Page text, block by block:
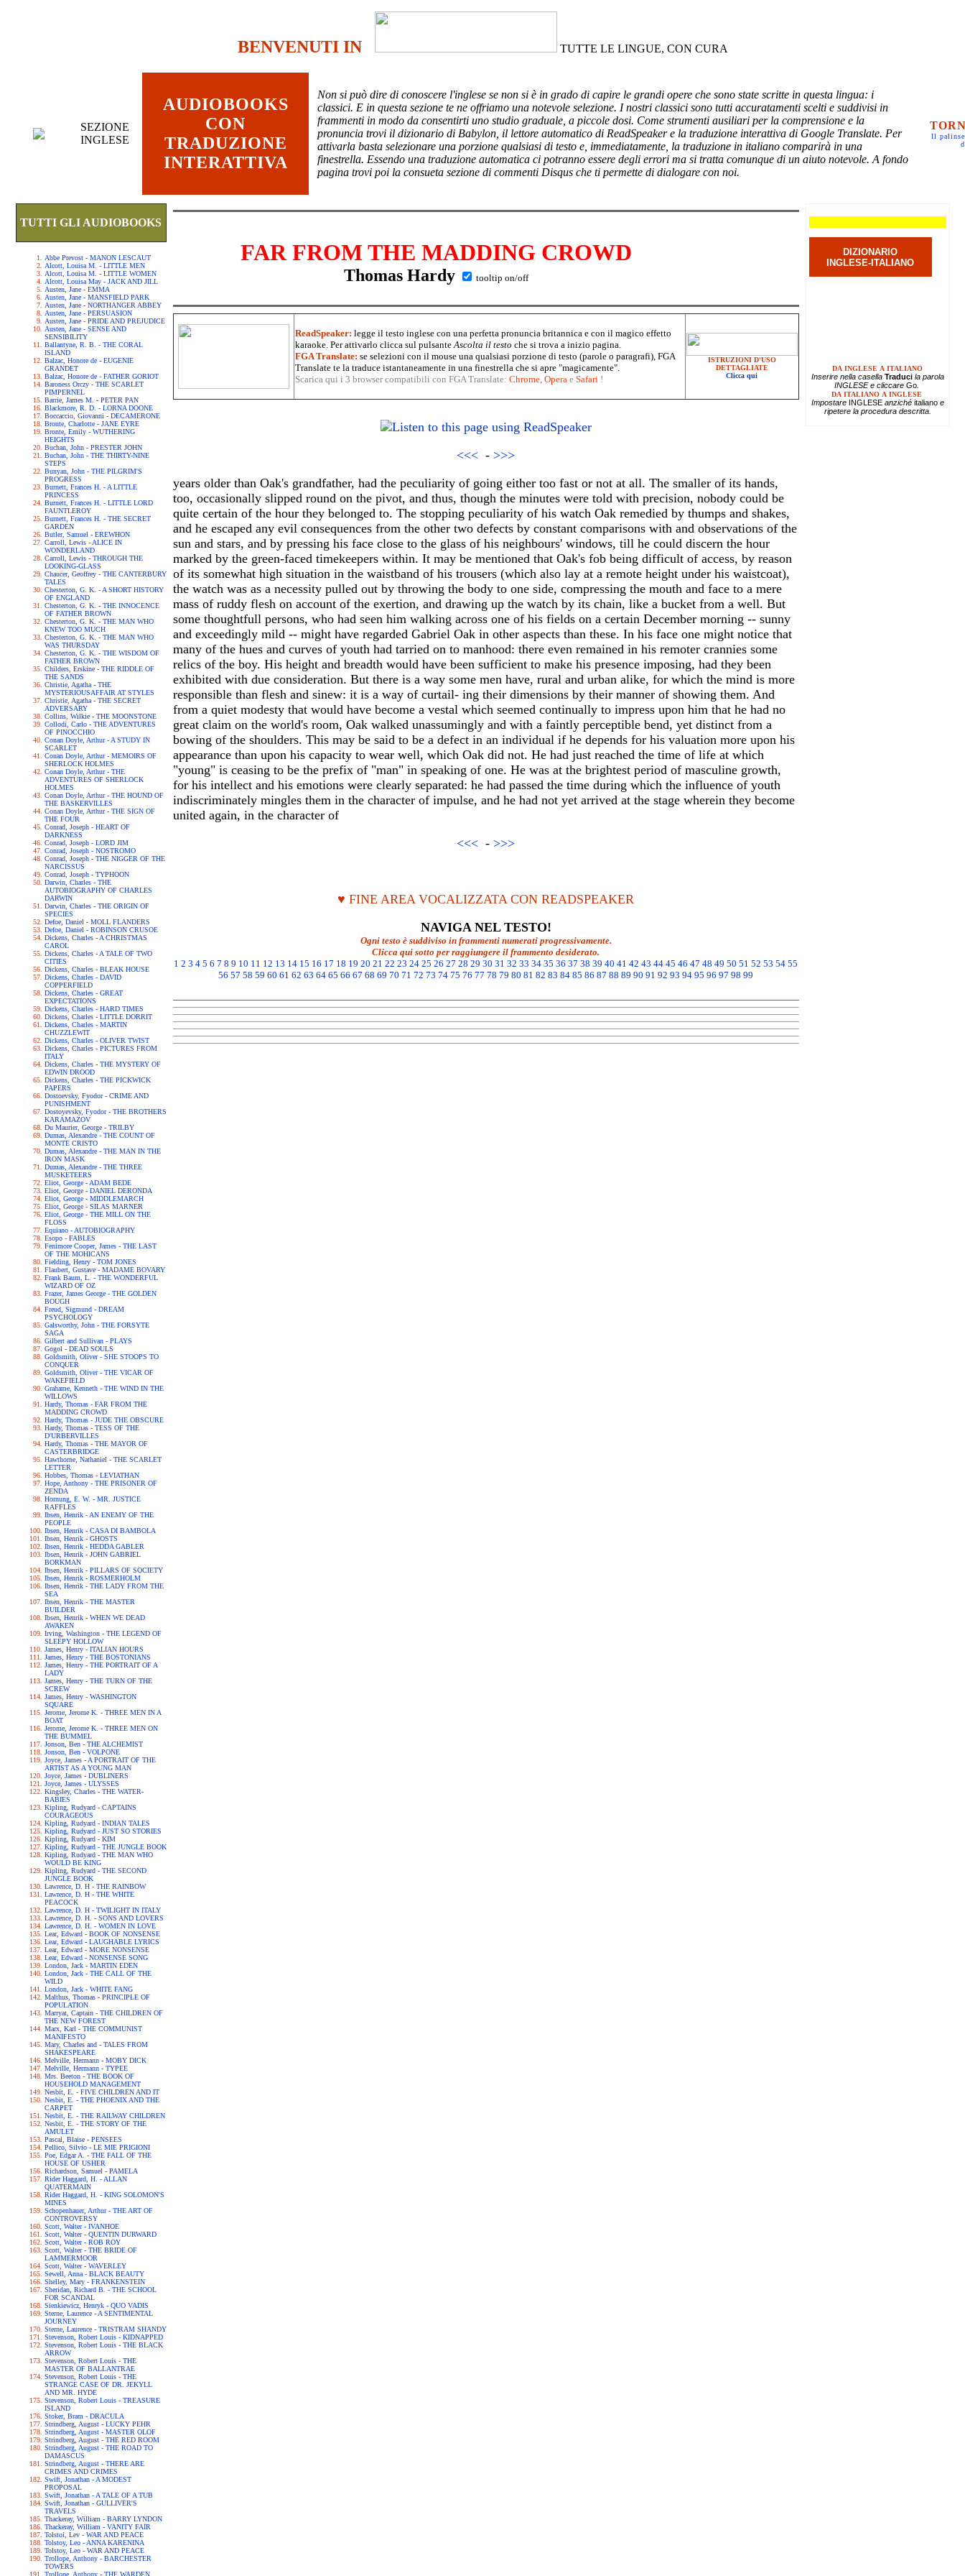
BENVENUTI IN TUTTE LE LINGUE, CON CURA
SEZIONE
INGLESE
AUDIOBOOKS
CON
TRADUZIONE
INTERATTIVA
Non si può dire di conoscere l'inglese se non si è in grado di capire le grandi opere che sono state scritte in questa lingua: i
classici. E in questa sezione te ne offriamo una notevole selezione. I nostri classici sono tutti accuratamenti scelti e suddivisi in
frammenti in modo da consentirti uno studio graduale, a piccole dosi. Come strumenti ausiliari per la comprensione e la
pronuncia trovi il dizionario di Babylon, il lettore automatico di ReadSpeaker e la traduzione interattiva di Google Translate. Per
attivarla basta selezionare una porzione qualsiasi di testo e, immediatamente, la traduzione in italiano comparirà in una
finestrella. Essendo una traduzione automatica ci potranno essere degli errori ma si tratta comunque di un aiuto notevole. A fondo
pagina trovi poi la consueta sezione di commenti Disqus che ti permette di dialogare con noi.
Il
TUTTI GLI AUDIOBOOKS
Abbe Prevost - MANON LESCAUT
Alcott, Louisa M. - LITTLE MEN
Alcott, Louisa M. - LITTLE WOMEN
Alcott, Louisa May - JACK AND JILL
Austen, Jane - EMMA
Austen, Jane - MANSFIELD PARK
Austen, Jane - NORTHANGER ABBEY
Austen, Jane - PERSUASION
Austen, Jane - PRIDE AND PREJUDICE
Austen, Jane - SENSE AND
SENSIBILITY
Ballantyne, R. B. - THE CORAL
ISLAND
Balzac, Honore de - EUGENIE
GRANDET
Balzac, Honore de - FATHER GORIOT
Baroness Orczy - THE SCARLET
PIMPERNEL
Barrie, James M. - PETER PAN
Blackmore, R. D. - LORNA DOONE
Boccaccio, Giovanni - DECAMERONE
Bronte, Charlotte - JANE EYRE
Bronte, Emily - WUTHERING
HEIGHTS
Buchan, John - PRESTER JOHN
Buchan, John - THE THIRTY-NINE
STEPS
Bunyan, John - THE PILGRIM'S
PROGRESS
Burnett, Frances H. - A LITTLE
PRINCESS
Burnett, Frances H. - LITTLE LORD
FAUNTLEROY
Burnett, Frances H. - THE SECRET
GARDEN
Butler, Samuel - EREWHON
Carroll, Lewis - ALICE IN
WONDERLAND
Carroll, Lewis - THROUGH THE
LOOKING-GLASS
Chaucer, Geoffrey - THE CANTERBURY
TALES
Chesterton, G. K. - A SHORT HISTORY
OF ENGLAND
Chesterton, G. K. - THE INNOCENCE
OF FATHER BROWN
Chesterton, G. K. - THE MAN WHO
KNEW TOO MUCH
Chesterton, G. K. - THE MAN WHO
WAS THURSDAY
Chesterton, G. K. - THE WISDOM OF
FATHER BROWN
Childers, Erskine - THE RIDDLE OF
THE SANDS
Christie, Agatha - THE
MYSTERIOUSAFFAIR AT STYLES
Christie, Agatha - THE SECRET
ADVERSARY
Collins, Wilkie - THE MOONSTONE
Collodi, Carlo - THE ADVENTURES
OF PINOCCHIO
Conan Doyle, Arthur - A STUDY IN
SCARLET
Conan Doyle, Arthur - MEMOIRS OF
SHERLOCK HOLMES
Conan Doyle, Arthur - THE
ADVENTURES OF SHERLOCK
HOLMES
Conan Doyle, Arthur - THE HOUND OF
THE BASKERVILLES
Conan Doyle, Arthur - THE SIGN OF
THE FOUR
Conrad, Joseph - HEART OF
DARKNESS
Conrad, Joseph - LORD JIM
Conrad, Joseph - NOSTROMO
Conrad, Joseph - THE NIGGER OF THE
NARCISSUS
Conrad, Joseph - TYPHOON
Darwin, Charles - THE
AUTOBIOGRAPHY OF CHARLES
DARWIN
Darwin, Charles - THE ORIGIN OF
SPECIES
Defoe, Daniel - MOLL FLANDERS
Defoe, Daniel - ROBINSON CRUSOE
Dickens, Charles - A CHRISTMAS
CAROL
Dickens, Charles - A TALE OF TWO
CITIES
Dickens, Charles - BLEAK HOUSE
Dickens, Charles - DAVID
COPPERFIELD
Dickens, Charles - GREAT
EXPECTATIONS
Dickens, Charles - HARD TIMES
Dickens, Charles - LITTLE DORRIT
Dickens, Charles - MARTIN
CHUZZLEWIT
Dickens, Charles - OLIVER TWIST
Dickens, Charles - PICTURES FROM
ITALY
Dickens, Charles - THE MYSTERY OF
EDWIN DROOD
Dickens, Charles - THE PICKWICK
PAPERS
Dostoevsky, Fyodor - CRIME AND
PUNISHMENT
Dostoyevsky, Fyodor - THE BROTHERS
KARAMAZOV
Du Maurier, George - TRILBY
Dumas, Alexandre - THE COUNT OF
MONTE CRISTO
Dumas, Alexandre - THE MAN IN THE
IRON MASK
Dumas, Alexandre - THE THREE
MUSKETEERS
Eliot, George - ADAM BEDE
Eliot, George - DANIEL DERONDA
Eliot, George - MIDDLEMARCH
Eliot, George - SILAS MARNER
Eliot, George - THE MILL ON THE
FLOSS
Equiano - AUTOBIOGRAPHY
Esopo - FABLES
Fenimore Cooper, James - THE LAST
OF THE MOHICANS
Fielding, Henry - TOM JONES
Flaubert, Gustave - MADAME BOVARY
Frank Baum, L. - THE WONDERFUL
WIZARD OF OZ
Frazer, James George - THE GOLDEN
BOUGH
Freud, Sigmund - DREAM
PSYCHOLOGY
Galsworthy, John - THE FORSYTE
SAGA
Gilbert and Sullivan - PLAYS
Gogol - DEAD SOULS
Goldsmith, Oliver - SHE STOOPS TO
CONQUER
Goldsmith, Oliver - THE VICAR OF
WAKEFIELD
Grahame, Kenneth - THE WIND IN THE
WILLOWS
Hardy, Thomas - FAR FROM THE
MADDING CROWD
Hardy, Thomas - JUDE THE OBSCURE
Hardy, Thomas - TESS OF THE
D'URBERVILLES
Hardy, Thomas - THE MAYOR OF
CASTERBRIDGE
Hawthorne, Nathaniel - THE SCARLET
LETTER
Hobbes, Thomas - LEVIATHAN
Hope, Anthony - THE PRISONER OF
ZENDA
Hornung, E. W. - MR. JUSTICE
RAFFLES
Ibsen, Henrik - AN ENEMY OF THE
PEOPLE
Ibsen, Henrik - CASA DI BAMBOLA
Ibsen, Henrik - GHOSTS
Ibsen, Henrik - HEDDA GABLER
Ibsen, Henrik - JOHN GABRIEL
BORKMAN
Ibsen, Henrik - PILLARS OF SOCIETY
Ibsen, Henrik - ROSMERHOLM
Ibsen, Henrik - THE LADY FROM THE
SEA
Ibsen, Henrik - THE MASTER
BUILDER
Ibsen, Henrik - WHEN WE DEAD
AWAKEN
Irving, Washington - THE LEGEND OF
SLEEPY HOLLOW
James, Henry - ITALIAN HOURS
James, Henry - THE BOSTONIANS
James, Henry - THE PORTRAIT OF A
LADY
James, Henry - THE TURN OF THE
SCREW
James, Henry - WASHINGTON
SQUARE
Jerome, Jerome K. - THREE MEN IN A
BOAT
Jerome, Jerome K. - THREE MEN ON
THE BUMMEL
Jonson, Ben - THE ALCHEMIST
Jonson, Ben - VOLPONE
Joyce, James - A PORTRAIT OF THE
ARTIST AS A YOUNG MAN
Joyce, James - DUBLINERS
Joyce, James - ULYSSES
Kingsley, Charles - THE WATER-
BABIES
Kipling, Rudyard - CAPTAINS
COURAGEOUS
Kipling, Rudyard - INDIAN TALES
Kipling, Rudyard - JUST SO STORIES
Kipling, Rudyard - KIM
Kipling, Rudyard - THE JUNGLE BOOK
Kipling, Rudyard - THE MAN WHO
WOULD BE KING
Kipling, Rudyard - THE SECOND
JUNGLE BOOK
Lawrence, D. H - THE RAINBOW
Lawrence, D. H - THE WHITE
PEACOCK
Lawrence, D. H - TWILIGHT IN ITALY
Lawrence, D. H. - SONS AND LOVERS
Lawrence, D. H. - WOMEN IN LOVE
Lear, Edward - BOOK OF NONSENSE
Lear, Edward - LAUGHABLE LYRICS
Lear, Edward - MORE NONSENSE
Lear, Edward - NONSENSE SONG
London, Jack - MARTIN EDEN
London, Jack - THE CALL OF THE
WILD
London, Jack - WHITE FANG
Malthus, Thomas - PRINCIPLE OF
POPULATION
Marryat, Captain - THE CHILDREN OF
THE NEW FOREST
Marx, Karl - THE COMMUNIST
MANIFESTO
Mary, Charles and - TALES FROM
SHAKESPEARE
Melville, Hermann - MOBY DICK
Melville, Hermann - TYPEE
Mrs. Beeton - THE BOOK OF
HOUSEHOLD MANAGEMENT
Nesbit, E. - FIVE CHILDREN AND IT
Nesbit, E. - THE PHOENIX AND THE
CARPET
Nesbit, E. - THE RAILWAY CHILDREN
Nesbit, E. - THE STORY OF THE
AMULET
Pascal, Blaise - PENSEES
Pellico, Silvio - LE MIE PRIGIONI
Poe, Edgar A. - THE FALL OF THE
HOUSE OF USHER
Richardson, Samuel - PAMELA
Rider Haggard, H. - ALLAN
QUATERMAIN
Rider Haggard, H. - KING SOLOMON'S
MINES
Schopenhauer, Arthur - THE ART OF
CONTROVERSY
Scott, Walter - IVANHOE
Scott, Walter - QUENTIN DURWARD
Scott, Walter - ROB ROY
Scott, Walter - THE BRIDE OF
LAMMERMOOR
Scott, Walter - WAVERLEY
Sewell, Anna - BLACK BEAUTY
Shelley, Mary - FRANKENSTEIN
Sheridan, Richard B. - THE SCHOOL
FOR SCANDAL
Sienkiewicz, Henryk - QUO VADIS
Sterne, Laurence - A SENTIMENTAL
JOURNEY
Sterne, Laurence - TRISTRAM SHANDY
Stevenson, Robert Louis - KIDNAPPED
Stevenson, Robert Louis - THE BLACK
ARROW
Stevenson, Robert Louis - THE
MASTER OF BALLANTRAE
Stevenson, Robert Louis - THE
STRANGE CASE OF DR. JEKYLL
AND MR. HYDE
Stevenson, Robert Louis - TREASURE
ISLAND
Stoker, Bram - DRACULA
Strindberg, August - LUCKY PEHR
Strindberg, August - MASTER OLOF
Strindberg, August - THE RED ROOM
Strindberg, August - THE ROAD TO
DAMASCUS
Strindberg, August - THERE ARE
CRIMES AND CRIMES
Swift, Jonathan - A MODEST
PROPOSAL
Swift, Jonathan - A TALE OF A TUB
Swift, Jonathan - GULLIVER'S
TRAVELS
Thackeray, William - BARRY LYNDON
Thackeray, William - VANITY FAIR
Tolstoi, Lev - WAR AND PEACE
Tolstoy, Leo - ANNA KARENINA
Tolstoy, Leo - WAR AND PEACE
Trollope, Anthony - BARCHESTER
TOWERS
Trollope, Anthony - THE WARDEN
FAR FROM THE MADDING CROWD
Thomas Hardy tooltip on/off
ReadSpeaker: legge il testo inglese con una perfetta pronuncia britannica e con il magico effetto
karaoke. Per attivarlo clicca sul pulsanteAscolta il testo che si trova a inizio pagina.
FGA Translate: se selezioni con il mouse una qualsiasi porzione di testo (parole o paragrafi), FGA
Translate te la traduce istantaneamente in una finestrella che si apre "magicamente".
Scarica qui i 3 browser compatibili con FGA Translate: Chrome, Operae Safari !
ISTRUZIONI D'USO
DETTAGLIATE
Clicca qui
<<< - >>>
years older than Oak's grandfather, had the peculiarity of going either too fast or not at all. The smaller of its hands,
too, occasionally slipped round on the pivot, and thus, though the minutes were told with precision, nobody could be
quite certain of the hour they belonged to. The stopping peculiarity of his watch Oak remedied by thumps and shakes,
and he escaped any evil consequences from the other two defects by constant comparisons with and observations of the
sun and stars, and by pressing his face close to the glass of his neighbours' windows, till he could discern the hour
marked by the green-faced timekeepers within. It may be mentioned that Oak's fob being difficult of access, by reason
of its somewhat high situation in the waistband of his trousers (which also lay at a remote height under his waistcoat),
the watch was as a necessity pulled out by throwing the body to one side, compressing the mouth and face to a mere
mass of ruddy flesh on account of the exertion, and drawing up the watch by its chain, like a bucket from a well. But
some thoughtfull persons, who had seen him walking across one of his fields on a certain December morning -- sunny
and exceedingly mild -- might have regarded Gabriel Oak in other aspects than these. In his face one might notice that
many of the hues and curves of youth had tarried on to manhood: there even remained in his remoter crannies some
relics of the boy. His height and breadth would have been sufficient to make his presence imposing, had they been
exhibited with due consideration. But there is a way some men have, rural and urban alike, for which the mind is more
responsible than flesh and sinew: it is a way of curtail- ing their dimensions by their manner of showing them. And
from a quiet modesty that would have become a vestal which seemed continually to impress upon him that he had no
great claim on the world's room, Oak walked unassumingly and with a faintly perceptible bend, yet distinct from a
bowing of the shoulders. This may be said to be a defect in an individual if he depends for his valuation more upon his
appearance than upon his capacity to wear well, which Oak did not. He had just reached the time of life at which
"young" is ceasing to be the prefix of "man" in speaking of one. He was at the brightest period of masculine growth,
for his intellect and his emotions were clearly separated: he had passed the time during which the influence of youth
indiscriminately mingles them in the character of impulse, and he had not yet arrived at the stage wherein they become
united again, in the character of
<<< - >>>
♥ FINE AREA VOCALIZZATA CON READSPEAKER
NAVIGA NEL TESTO!
Ogni testo è suddiviso in frammenti numerati progressivamente.
Clicca qui sotto per raggiungere il frammento desiderato.
1 2 3 4 5 6 7 8 9 10 11 12 13 14 15 16 17 18 19 20 21 22 23 24 25 26 27 28 29 30 31 32 33 34 35 36 37 38 39 40 41 42 43 44 45 46 47 48 49 50 51 52 53 54 55
56 57 58 59 60 61 62 63 64 65 66 67 68 69 70 71 72 73 74 75 76 77 78 79 80 81 82 83 84 85 86 87 88 89 90 91 92 93 94 95 96 97 98 99
DIZIONARIO
INGLESE-ITALIANO
DA INGLESE A ITALIANO
Inserire nella casella Traducila parola
INGLESE e cliccare Go.
DA ITALIANO A INGLESE
Impostare INGLESEanziché italianoe
ripetere la procedura descritta.